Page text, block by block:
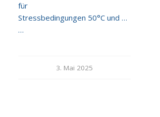
für
Stressbedingungen 50°C und 50%
…
3. Mai 2025